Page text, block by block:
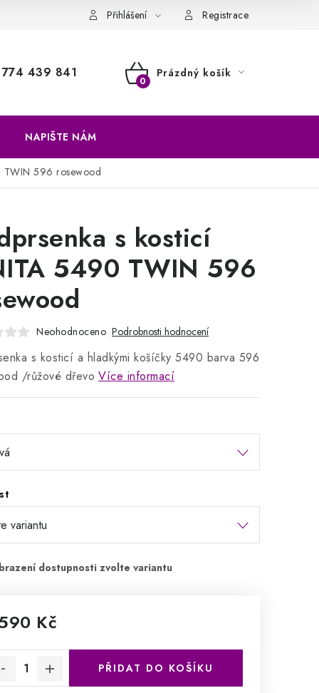
Přihlášení Registrace
774 439 841
NÁKUPNÍ
Prázdný košík
NAPIŠTE NÁM
TWIN 596 rosewood
s kosticí
5490 TWIN 596
Neohodnoceno Podrobnosti hodnocení
s kosticí a hladkými košíčky 5490 barva 596
/růžové dřevo Více informací
Kč
PŘIDAT DO KOŠÍKU